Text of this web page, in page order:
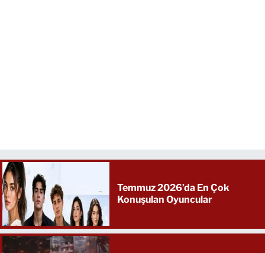
Temmuz 2026’da En Çok
Konuşulan Oyuncular